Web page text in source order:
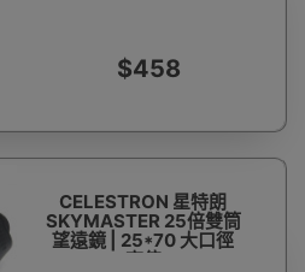
$458
CELESTRON 星特朗
SKYMASTER 25倍雙筒
望遠鏡 | 25*70 大口徑
高倍